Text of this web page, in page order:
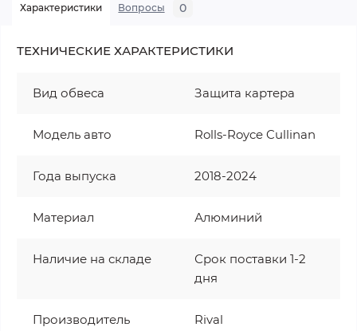
Характеристики Вопросы 0
ТЕХНИЧЕСКИЕ ХАРАКТЕРИСТИКИ
Вид обвеса Защита картера
Модель авто Rolls-Royce Cullinan
Года выпуска 2018-2024
Материал Алюминий
Наличие на складе
Срок поставки 1-2
дня
Производитель Rival